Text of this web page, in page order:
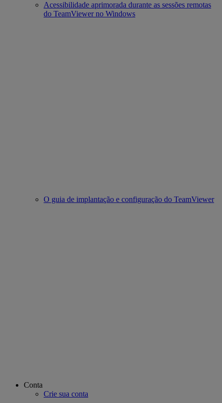
Acessibilidade aprimorada durante as sessões remotas
do TeamViewer no Windows
O guia de implantação e configuração do TeamViewer
Conta
Crie sua conta